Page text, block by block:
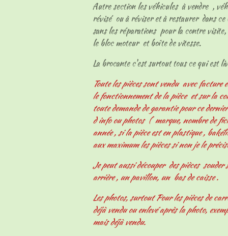
Autre section les véhicules à vendre ,
révisé ou à réviser et à restaurer dans
sans les réparations pour la contre
le bloc moteur et boîte de vitesse.
La brocante c'est surtout tous ce qui est
Toute les pièces sont vendu avec
le fonctionnement de la pièce et sur la
toute demande de garantie pour ce
d info ou photos ( marque, nombre de
année , si la pièce est en plastique ,
aux maximum les pièces si non je le
Je peut aussi découper des pièces souder
arrière , un pavillon, un bas de caisse .
Les photos, surtout Pour les pièces de
déjà vendu ou enlevé après la photo,
mais déjà vendu.